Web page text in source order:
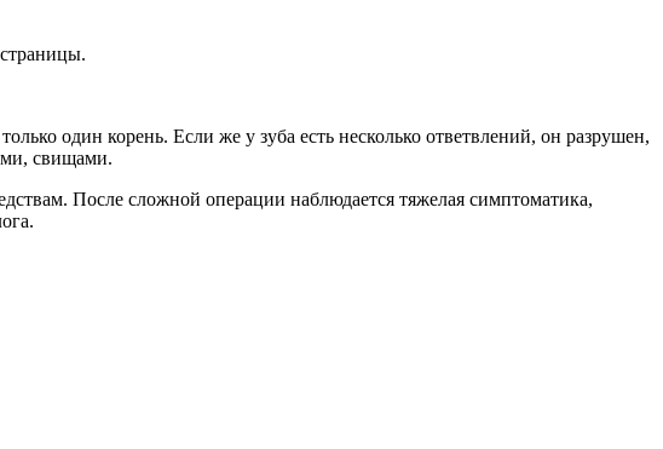
один корень. Если же у зуба есть несколько ответвлений, он разрушен,
свищами.
После сложной операции наблюдается тяжелая симптоматика,